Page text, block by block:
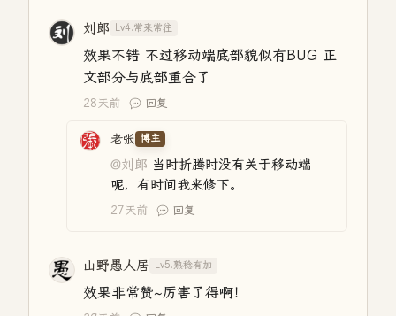
刘郎 Lv4.常来常往
效果不错 不过移动端底部貌似有BUG 正
文部分与底部重合了
28天前 回复
老张 博主
@刘郎 当时折腾时没有关于移动端
呢，有时间我来修下。
27天前 回复
山野愚人居 Lv5.熟稔有加
效果非常赞~厉害了得啊！